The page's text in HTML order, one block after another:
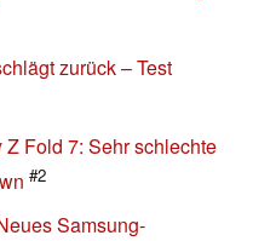
zurück – Test
Fold 7: Sehr schlechte
#2
Samsung-